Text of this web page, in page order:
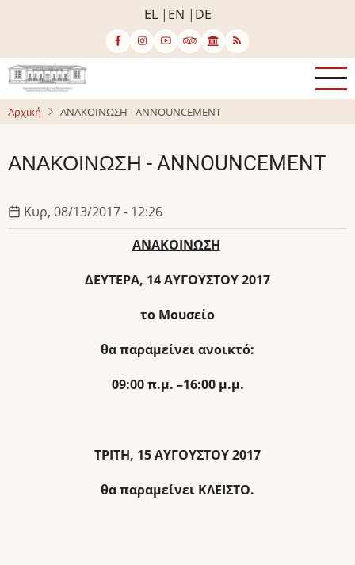
κυρίως
περιεχόμενο
EL EN DE
Αρχική ΑΝΑΚΟΙΝΩΣΗ - ANNOUNCEMENT
ΑΝΑΚΟΙΝΩΣΗ - ANNOUNCEMENT
Κυρ, 08/13/2017 - 12:26
ΑΝΑΚΟΙΝΩΣΗ
ΔΕΥΤΕΡΑ, 14ΑΥΓΟΥΣΤΟΥ 2017
το Μουσείο
θα παραμείνει ανοικτό:
09:00π.μ. –16:00 μ.μ.
ΤΡΙΤΗ, 15 ΑΥΓΟΥΣΤΟΥ 2017
θα παραμείνει ΚΛΕΙΣΤΟ.